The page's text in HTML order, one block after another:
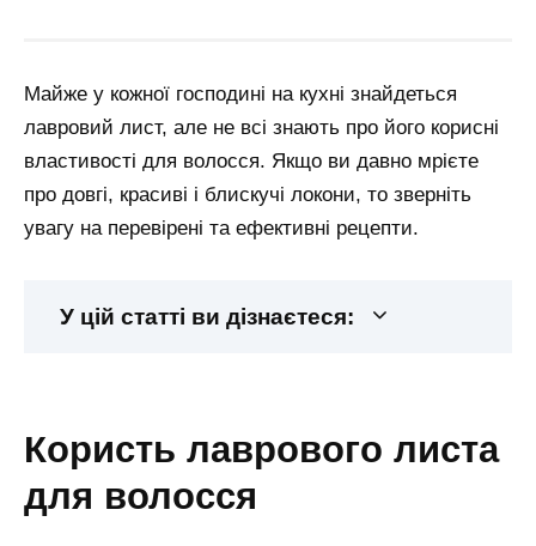
Майже у кожної господині на кухні знайдеться
лавровий лист, але не всі знають про його корисні
властивості для волосся. Якщо ви давно мрієте
про довгі, красиві і блискучі локони, то зверніть
увагу на перевірені та ефективні рецепти.
У цій статті ви дізнаєтеся:
користь лаврового листа
для волосся